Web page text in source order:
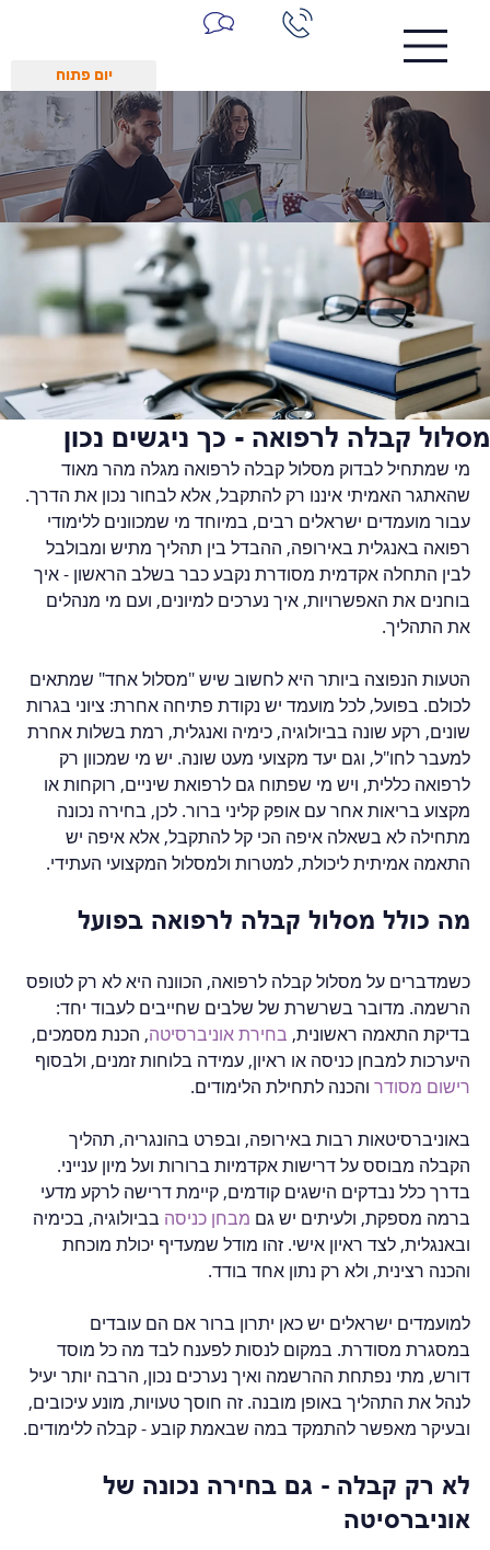
יום פתוח
מסלול קבלה לרפואה - כך ניגשים נכון
מי שמתחיל לבדוק מסלול קבלה לרפואה מגלה מהר מאוד
שהאתגר האמיתי איננו רק להתקבל, אלא לבחור נכון את הדרך.
עבור מועמדים ישראלים רבים, במיוחד מי שמכוונים ללימודי
רפואה באנגלית באירופה, ההבדל בין תהליך מתיש ומבולבל
לבין התחלה אקדמית מסודרת נקבע כבר בשלב הראשון - איך
בוחנים את האפשרויות, איך נערכים למיונים, ועם מי מנהלים
את התהליך.
הטעות הנפוצה ביותר היא לחשוב שיש "מסלול אחד" שמתאים
לכולם. בפועל, לכל מועמד יש נקודת פתיחה אחרת: ציוני בגרות
שונים, רקע שונה בביולוגיה, כימיה ואנגלית, רמת בשלות אחרת
למעבר לחו"ל, וגם יעד מקצועי מעט שונה. יש מי שמכוון רק
לרפואה כללית, ויש מי שפתוח גם לרפואת שיניים, רוקחות או
מקצוע בריאות אחר עם אופק קליני ברור. לכן, בחירה נכונה
מתחילה לא בשאלה איפה הכי קל להתקבל, אלא איפה יש
התאמה אמיתית ליכולת, למטרות ולמסלול המקצועי העתידי.
מה כולל מסלול קבלה לרפואה בפועל
כשמדברים על מסלול קבלה לרפואה, הכוונה היא לא רק לטופס
הרשמה. מדובר בשרשרת של שלבים שחייבים לעבוד יחד:
בדיקת התאמה ראשונית, בחירת אוניברסיטה, הכנת מסמכים,
היערכות למבחן כניסה או ראיון, עמידה בלוחות זמנים, ולבסוף
רישום מסודר והכנה לתחילת הלימודים.
באוניברסיטאות רבות באירופה, ובפרט בהונגריה, תהליך
הקבלה מבוסס על דרישות אקדמיות ברורות ועל מיון ענייני.
בדרך כלל נבדקים הישגים קודמים, קיימת דרישה לרקע מדעי
ברמה מספקת, ולעיתים יש גם מבחן כניסה בביולוגיה, בכימיה
ובאנגלית, לצד ראיון אישי. זהו מודל שמעדיף יכולת מוכחת
והכנה רצינית, ולא רק נתון אחד בודד.
למועמדים ישראלים יש כאן יתרון ברור אם הם עובדים
במסגרת מסודרת. במקום לנסות לפענח לבד מה כל מוסד
דורש, מתי נפתחת ההרשמה ואיך נערכים נכון, הרבה יותר יעיל
לנהל את התהליך באופן מובנה. זה חוסך טעויות, מונע עיכובים,
ובעיקר מאפשר להתמקד במה שבאמת קובע - קבלה ללימודים.
לא רק קבלה - גם בחירה נכונה של
אוניברסיטה